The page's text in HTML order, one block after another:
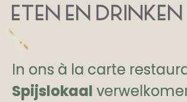
ETEN EN DRINKEN
In ons à la carte
Spijslokaal